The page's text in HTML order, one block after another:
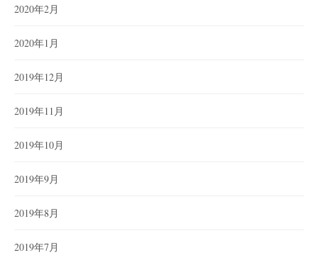
2020年2月
2020年1月
2019年12月
2019年11月
2019年10月
2019年9月
2019年8月
2019年7月